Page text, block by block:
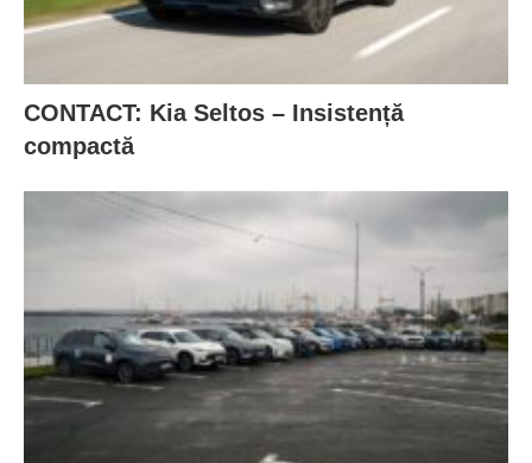
CONTACT: Kia Seltos – Insistență
compactă